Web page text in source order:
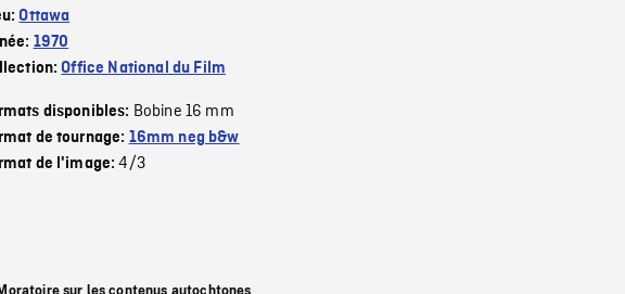
Ottawa
1970
Office National du Film
disponibles: Bobine 16 mm
de tournage: 16mm neg b&w
de l'image:4/3
sur les contenus autochtones